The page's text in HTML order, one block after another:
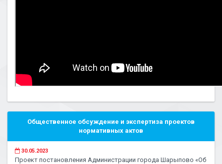
Общественное обсуждение и экспертиза проектов
нормативных актов
30.05.2023
Проект постановления Администрации города Шарыпово «Об